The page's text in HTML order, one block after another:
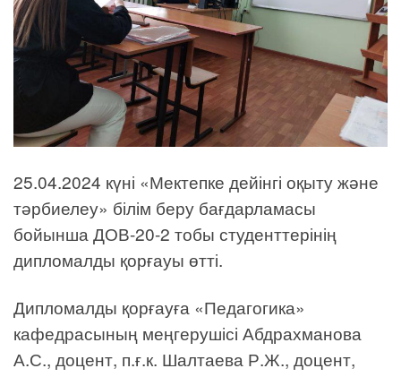
25.04.2024 күні «Мектепке дейінгі оқыту және
тәрбиелеу» білім беру бағдарламасы
бойынша ДОВ-20-2 тобы студенттерінің
дипломалды қорғауы өтті.
Дипломалды қорғауға «Педагогика»
кафедрасының меңгерушісі Абдрахманова
А.С., доцент, п.ғ.к. Шалтаева Р.Ж., доцент,